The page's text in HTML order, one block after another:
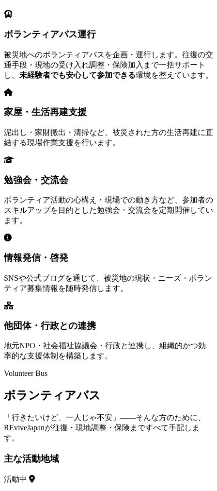
ボランティアバス運行
被災地へのボランティアバスを企画・運行します。往復の交
通手段・現地の受け入れ調整・保険加入まで一括サポート
し、 未経験者でも安心して参加できる環境を整えています。
家屋・生活再建支援
泥出し・家財搬出・清掃など、被災された方の生活再建に直
結する現場作業支援を行います。
勉強会・交流会
ボランティア活動の心構え・現場での動き方など、参加者の
スキルアップを目的とした勉強会・交流会を定期開催してい
ます。
情報発信・啓発
SNSや公式ブログを通じて、被災地の現状・ニーズ・ボラン
ティア募集情報を随時発信します。
他団体・行政との連携
地元NPO・社会福祉協議会・行政と連携し、組織的かつ効
率的な支援体制を構築します。
Volunteer Bus
ボランティアバス
「行きたいけど、一人じゃ不安」——そんな方のために、
REviveJapanが往復・現地調整・保険まですべて手配しま
す。
主な活動地域
活動中